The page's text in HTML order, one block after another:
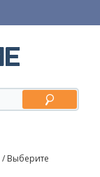
/ Выберите